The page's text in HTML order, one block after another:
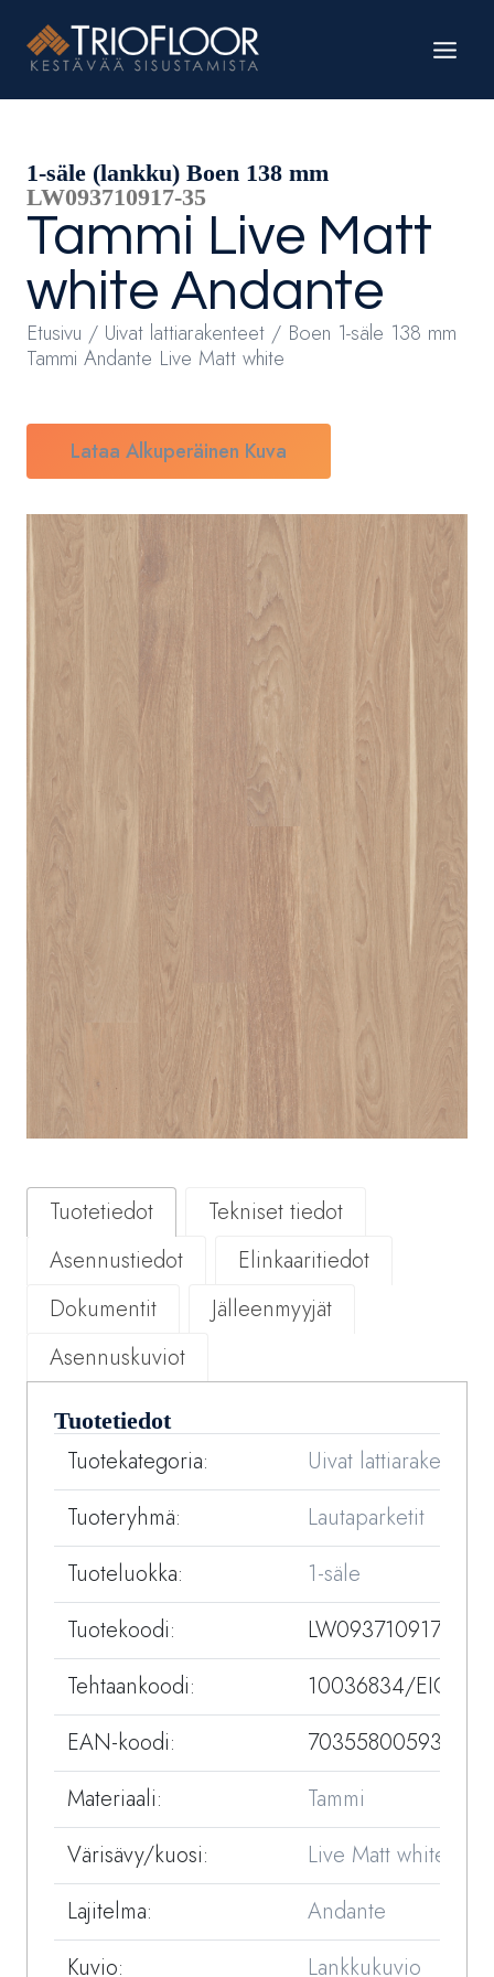
sisältöön
1-säle (lankku) Boen 138 mm
LW093710917-35
Tammi Live Matt
white Andante
Etusivu / Uivat lattiarakenteet / Boen 1-säle 138 mm
Tammi Andante Live Matt white
Lataa Alkuperäinen Kuva
Tuotetiedot
Tekniset tiedot
Asennustiedot
Elinkaaritiedot
Dokumentit
Jälleenmyyjät
Asennuskuviot
Tuotetiedot
Tuotekategoria:
Uivat lattiarakenteet
Tuoteryhmä:
Lautaparketit
Tuoteluokka:
1-säle
Tuotekoodi:
LW093710917-35
Tehtaankoodi:
10036834/
EAN-koodi:
7035580059394
Materiaali:
Tammi
Värisävy/kuosi:
Live Matt white
Lajitelma:
Andante
Kuvio:
Lankkukuvio